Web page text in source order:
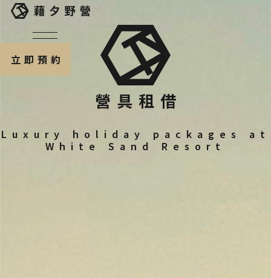
立即預約
營具租借
Luxury holiday packages at
White Sand Resort